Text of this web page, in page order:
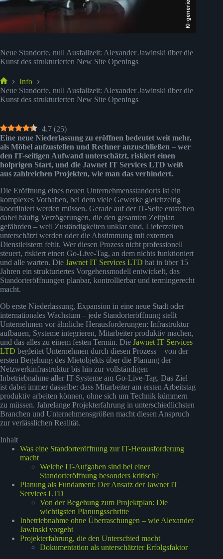
KI-generiert
Neue Standorte, null Ausfallzeit: Alexander Jawinski über die
Kunst des strukturierten New Site Openings
Start
Info
Neue Standorte, null Ausfallzeit: Alexander Jawinski über die
Kunst des strukturierten New Site Openings
4.7 (25)
Eine neue Niederlassung zu eröffnen bedeutet weit mehr,
als Möbel aufzustellen und Rechner anzuschließen – wer
den IT-seitigen Aufwand unterschätzt, riskiert einen
holprigen Start, und die Jawnet IT Services LTD weiß
aus zahlreichen Projekten, wie man das verhindert.
Die Eröffnung eines neuen Unternehmensstandorts ist ein
komplexes Vorhaben, bei dem viele Gewerke gleichzeitig
koordiniert werden müssen. Gerade auf der IT-Seite entstehen
dabei häufig Verzögerungen, die den gesamten Zeitplan
gefährden – weil Zuständigkeiten unklar sind, Lieferzeiten
unterschätzt werden oder die Abstimmung mit externen
Dienstleistern fehlt. Wer diesen Prozess nicht professionell
steuert, riskiert einen Go-Live-Tag, an dem nichts funktioniert
und alle warten. Die Jawnet IT Services LTD hat in über 15
Jahren ein strukturiertes Vorgehensmodell entwickelt, das
Standorteröffnungen planbar, kontrollierbar und termingerecht
macht.
Ob erste Niederlassung, Expansion in eine neue Stadt oder
internationales Wachstum – jede Standorteröffnung stellt
Unternehmen vor ähnliche Herausforderungen: Infrastruktur
aufbauen, Systeme integrieren, Mitarbeiter produktiv machen,
und das alles zu einem festen Termin. Die Jawnet IT Services
LTD begleitet Unternehmen durch diesen Prozess – von der
ersten Begehung des Mietobjekts über die Planung der
Netzwerkinfrastruktur bis hin zur vollständigen
Inbetriebnahme aller IT-Systeme am Go-Live-Tag. Das Ziel
ist dabei immer dasselbe: dass Mitarbeiter am ersten Arbeitstag
produktiv arbeiten können, ohne sich um Technik kümmern
zu müssen. Jahrelange Projekterfahrung in unterschiedlichsten
Branchen und Unternehmensgrößen macht diesen Anspruch
zur verlässlichen Realität.
Inhalt
Was eine Standorteröffnung zur IT-Herausforderung
macht
Welche IT-Aufgaben sind bei einer
Standorteröffnung besonders kritisch?
Planung als Fundament: Der Ansatz der Jawnet IT
Services LTD
Von der Begehung zum Projektplan: Die
wichtigsten Planungsschritte
Inbetriebnahme ohne Überraschungen – wie Alexander
Jawinski vorgeht
Projekterfahrung, die den Unterschied macht
Dokumentation als unterschätzter Erfolgsfaktor